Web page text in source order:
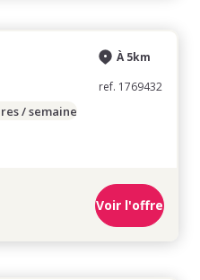
À 5km
ref. 1769432
/ semaine
Voir l'offre